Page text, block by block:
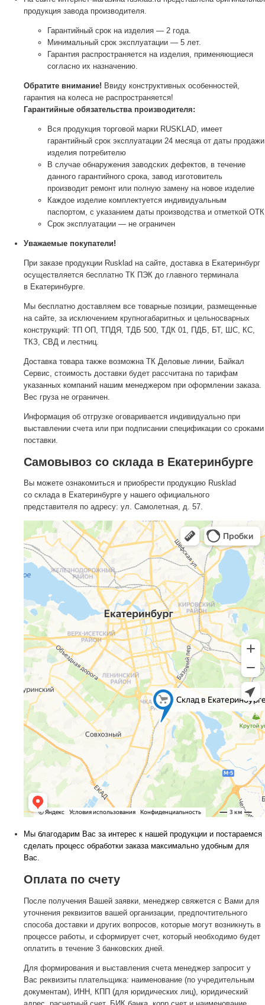
продукция завода производителя.
Гарантийный срок на изделия — 2 года.
Минимальный срок эксплуатации — 5 лет.
Гарантия распространяется на изделия, применяющиеся
согласно их назначению.
Обратите внимание! Ввиду конструктивных особенностей,
гарантия на колеса не распространяется!
Гарантийные обязательства производителя:
Вся продукция торговой марки RUSKLAD, имеет
гарантийный срок эксплуатации 24 месяца от даты продажи
изделия потребителю
В случае обнаружения заводских дефектов, в течение
данного гарантийного срока, завод изготовитель
производит ремонт или полную замену на новое изделие
Каждое изделие комплектуется индивидуальным
паспортом, с указанием даты производства и отметкой ОТК
Срок эксплуатации — не ограничен
Уважаемые покупатели!
При заказе продукции Rusklad на сайте, доставка в Екатеринбург
осуществляется бесплатно ТК ПЭК до главного терминала
в Екатеринбурге.
Мы бесплатно доставляем все товарные позиции, размещенные
на сайте, за исключением крупногабаритных и цельносварных
конструкций: ТП ОП, ТПДЯ, ТДБ 500, ТДК 01, ПДБ, БТ, ШС, КС,
ТКЗ, СВД и лестниц.
Доставка товара также возможна ТК Деловые линии, Байкал
Сервис, стоимость доставки будет рассчитана по тарифам
указанных компаний нашим менеджером при оформлении заказа.
Вес груза не ограничен.
Информация об отгрузке оговаривается индивидуально при
выставлении счета или при подписании спецификации со сроками
поставки.
Самовывоз со склада в Екатеринбурге
Вы можете ознакомиться и приобрести продукцию Rusklad
со склада в Екатеринбурге у нашего официального
представителя по адресу: ул. Самолетная, д. 57.
Мы благодарим Вас за интерес к нашей продукции и постараемся
сделать процесс обработки заказа максимально удобным для
Вас.
Оплата по счету
После получения Вашей заявки, менеджер свяжется с Вами для
уточнения реквизитов вашей организации, предпочтительного
способа доставки и других вопросов, которые могут возникнуть в
процессе работы, и сформирует счет, который необходимо будет
оплатить в течение 3 банковских дней.
Для формирования и выставления счета менеджер запросит у
Вас реквизиты плательщика: наименование (по учредительным
документам), ИНН, КПП (для юридических лиц), юридический
адрес, расчетный счет, БИК банка, корр.счет и наименование